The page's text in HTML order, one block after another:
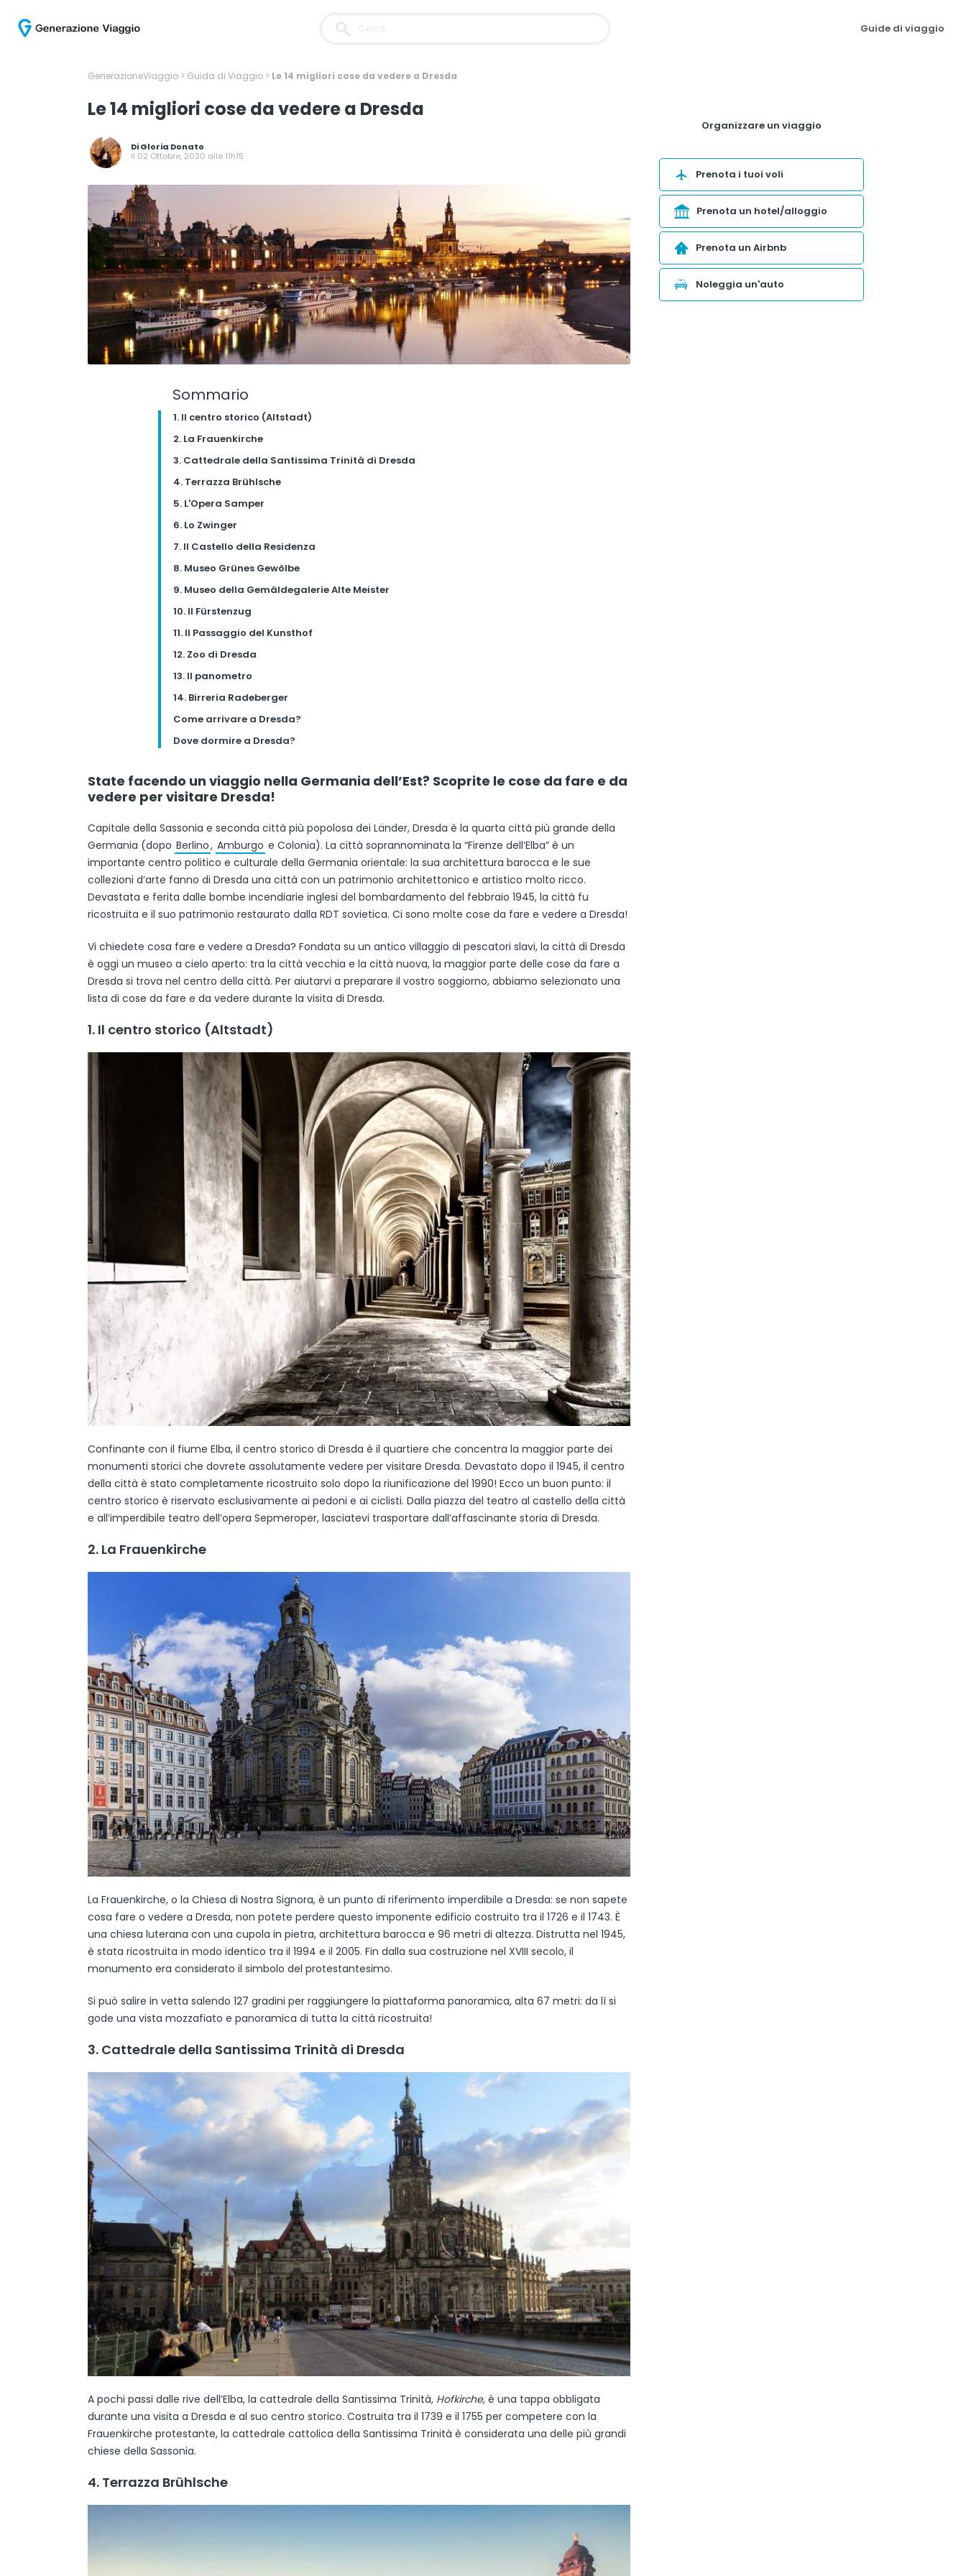
Guide di viaggio
GenerazioneViaggio > Guida di Viaggio > Le 14 migliori cose da vedere a Dresda
Le 14 migliori cose da vedere a Dresda
DiGloria Donato
il 02 Ottobre, 2020 alle 11h15
Sommario
1. Il centro storico (Altstadt)
2. La Frauenkirche
3. Cattedrale della Santissima Trinità di Dresda
4. Terrazza Brühlsche
5. L'Opera Samper
6. Lo Zwinger
7. Il Castello della Residenza
8. Museo Grünes Gewölbe
9. Museo della Gemäldegalerie Alte Meister
10. Il Fürstenzug
11. Il Passaggio del Kunsthof
12. Zoo di Dresda
13. Il panometro
14. Birreria Radeberger
Come arrivare a Dresda?
Dove dormire a Dresda?
State facendo un viaggio nella Germania dell’Est? Scoprite le cose da fare e da
vedere per visitare Dresda!
Capitale della Sassonia e seconda città più popolosa dei Länder, Dresda è la quarta città più grande della
Germania (dopo Berlino, Amburgo e Colonia). La città soprannominata la “Firenze dell’Elba” è un
importante centro politico e culturale della Germania orientale: la sua architettura barocca e le sue
collezioni d’arte fanno di Dresda una città con un patrimonio architettonico e artistico molto ricco.
Devastata e ferita dalle bombe incendiarie inglesi del bombardamento del febbraio 1945, la città fu
ricostruita e il suo patrimonio restaurato dalla RDT sovietica. Ci sono molte cose da fare e vedere a Dresda!
Vi chiedete cosa fare e vedere a Dresda? Fondata su un antico villaggio di pescatori slavi, la città di Dresda
è oggi un museo a cielo aperto: tra la città vecchia e la città nuova, la maggior parte delle cose da fare a
Dresda si trova nel centro della città. Per aiutarvi a preparare il vostro soggiorno, abbiamo selezionato una
lista di cose da fare e da vedere durante la visita di Dresda.
1. Il centro storico (Altstadt)
Confinante con il fiume Elba, il centro storico di Dresda è il quartiere che concentra la maggior parte dei
monumenti storici che dovrete assolutamente vedere per visitare Dresda. Devastato dopo il 1945, il centro
della città è stato completamente ricostruito solo dopo la riunificazione del 1990! Ecco un buon punto: il
centro storico è riservato esclusivamente ai pedoni e ai ciclisti. Dalla piazza del teatro al castello della città
e all’imperdibile teatro dell’opera Sepmeroper, lasciatevi trasportare dall’affascinante storia di Dresda.
2. La Frauenkirche
La Frauenkirche, o la Chiesa di Nostra Signora, è un punto di riferimento imperdibile a Dresda: se non sapete
cosa fare o vedere a Dresda, non potete perdere questo imponente edificio costruito tra il 1726 e il 1743. È
una chiesa luterana con una cupola in pietra, architettura barocca e 96 metri di altezza. Distrutta nel 1945,
è stata ricostruita in modo identico tra il 1994 e il 2005. Fin dalla sua costruzione nel XVIII secolo, il
monumento era considerato il simbolo del protestantesimo.
Si può salire in vetta salendo 127 gradini per raggiungere la piattaforma panoramica, alta 67 metri: da lì si
gode una vista mozzafiato e panoramica di tutta la città ricostruita!
3. Cattedrale della Santissima Trinità di Dresda
A pochi passi dalle rive dell’Elba, la cattedrale della Santissima Trinità, Hofkirche, è una tappa obbligata
durante una visita a Dresda e al suo centro storico. Costruita tra il 1739 e il 1755 per competere con la
Frauenkirche protestante, la cattedrale cattolica della Santissima Trinità è considerata una delle più grandi
chiese della Sassonia.
4. Terrazza Brühlsche
Organizzare un viaggio
Prenota i tuoi voli
Prenota un hotel/alloggio
Prenota un Airbnb
Noleggia un'auto